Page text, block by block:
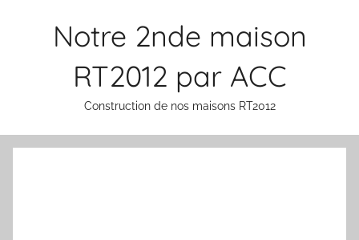
Notre 2nde maison
RT2012 par ACC
Construction de nos maisons RT2012